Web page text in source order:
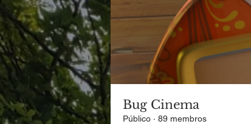
Bug Cinema
Público · 89 membros